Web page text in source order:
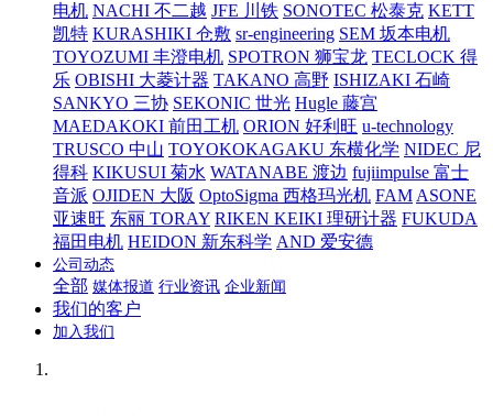
电机 NACHI 不二越 JFE 川铁 SONOTEC 松泰克 KETT
凯特 KURASHIKI 仓敷 sr-engineering SEM 坂本电机
TOYOZUMI 丰澄电机 SPOTRON 狮宝龙 TECLOCK 得
乐 OBISHI 大菱计器 TAKANO 高野 ISHIZAKI 石崎
SANKYO 三协 SEKONIC 世光 Hugle 藤宫
MAEDAKOKI 前田工机 ORION 好利旺 u-technology
TRUSCO 中山 TOYOKOKAGAKU 东横化学 NIDEC 尼
得科 KIKUSUI 菊水 WATANABE 渡边 fujiimpulse 富士
音派 OJIDEN 大阪 OptoSigma 西格玛光机 FAM ASONE
亚速旺 东丽 TORAY RIKEN KEIKI 理研计器 FUKUDA
福田电机 HEIDON 新东科学 AND 爱安德
公司动态
全部 媒体报道 行业资讯 企业新闻
我们的客户
加入我们